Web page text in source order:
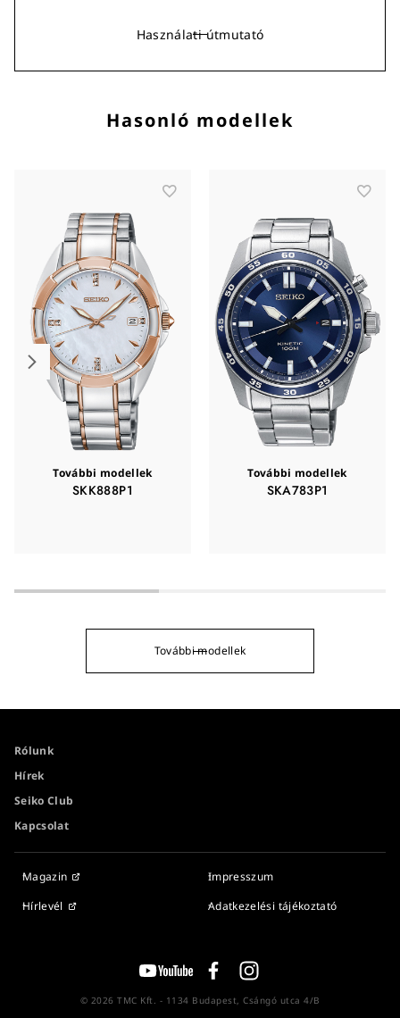
Használati útmutató
Hasonló modellek
További modellek
SKK888P1
További modellek
SKA783P1
További modellek
Rólunk
Hírek
Seiko Club
Kapcsolat
Magazin
Hírlevél
Impresszum
Adatkezelési tájékoztató
© 2026 TMC Kft. - 1134 Budapest, Csángó utca 4/B